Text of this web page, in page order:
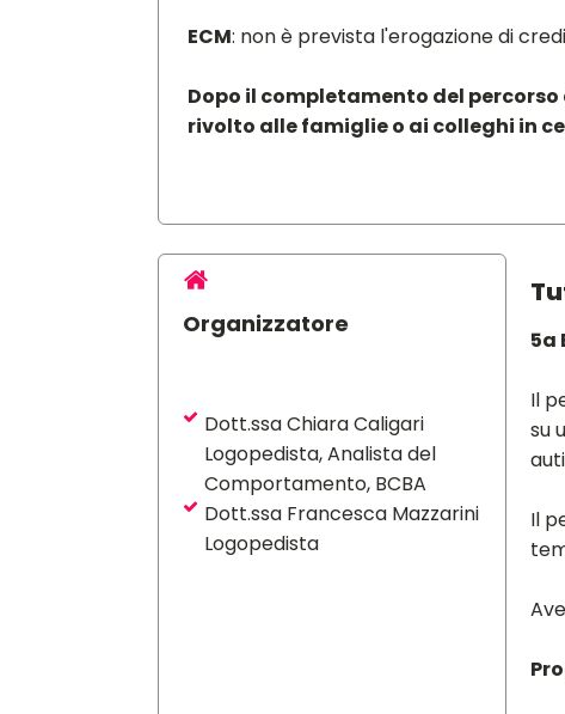
ECM: non è prevista l'erogazione di
Dopo il completamento del
rivolto alle famiglie o ai colleghi in
Organizzatore
Dott.ssa Chiara Caligari
Logopedista, Analista del
Comportamento, BCBA
Dott.ssa Francesca Mazzarini
Logopedista
5a
Il
su
Il